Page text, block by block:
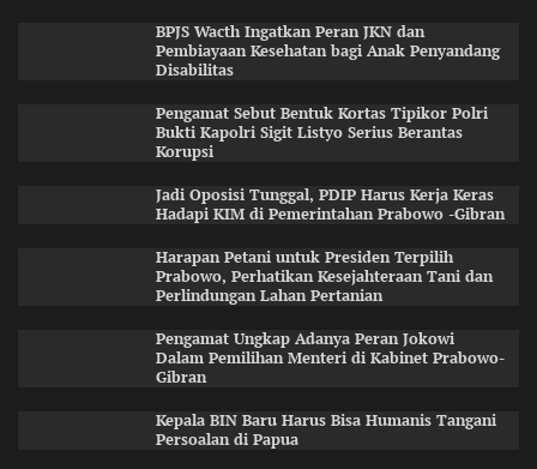
BPJS Wacth Ingatkan Peran JKN dan
Pembiayaan Kesehatan bagi Anak Penyandang
Disabilitas
Pengamat Sebut Bentuk Kortas Tipikor Polri
Bukti Kapolri Sigit Listyo Serius Berantas
Korupsi
Jadi Oposisi Tunggal, PDIP Harus Kerja Keras
Hadapi KIM di Pemerintahan Prabowo -Gibran
Harapan Petani untuk Presiden Terpilih
Prabowo, Perhatikan Kesejahteraan Tani dan
Perlindungan Lahan Pertanian
Pengamat Ungkap Adanya Peran Jokowi
Dalam Pemilihan Menteri di Kabinet Prabowo-
Gibran
Kepala BIN Baru Harus Bisa Humanis Tangani
Persoalan di Papua